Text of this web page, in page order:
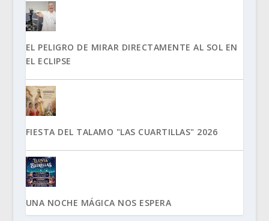
EL PELIGRO DE MIRAR DIRECTAMENTE AL SOL EN
EL ECLIPSE
FIESTA DEL TALAMO "LAS CUARTILLAS" 2026
UNA NOCHE MÁGICA NOS ESPERA